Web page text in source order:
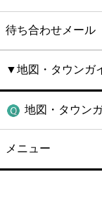
待ち合わせメール
▼地図・タウンガ
地図・タウン
メニュー